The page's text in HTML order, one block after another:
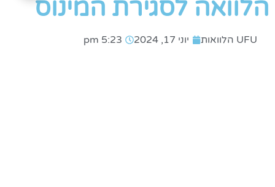
הלוואה לסגירת המינוס
UFU הלוואות יוני 17, 2024 5:23 pm